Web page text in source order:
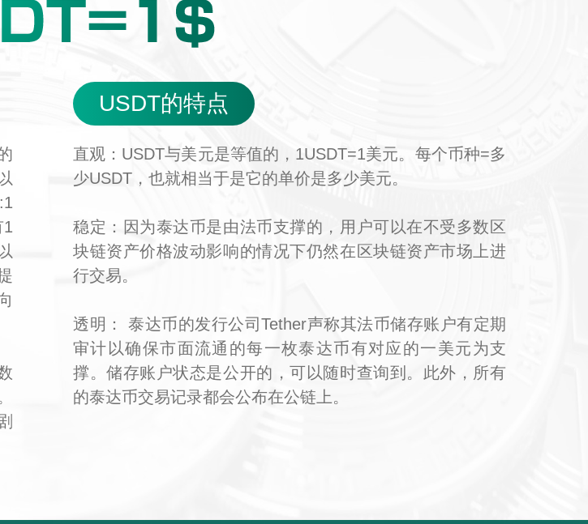
1
USDT的特点
直观：USDT与美元是等值的，1USDT=1美元。每个币种=多
少USDT，也就相当于是它的单价是多少美元。
稳定：因为泰达币是由法币支撑的，用户可以在不受多数区
块链资产价格波动影响的情况下仍然在区块链资产市场上进
行交易。
透明： 泰达币的发行公司Tether声称其法币储存账户有定期
审计以确保市面流通的每一枚泰达币有对应的一美元为支
撑。储存账户状态是公开的，可以随时查询到。此外，所有
的泰达币交易记录都会公布在公链上。